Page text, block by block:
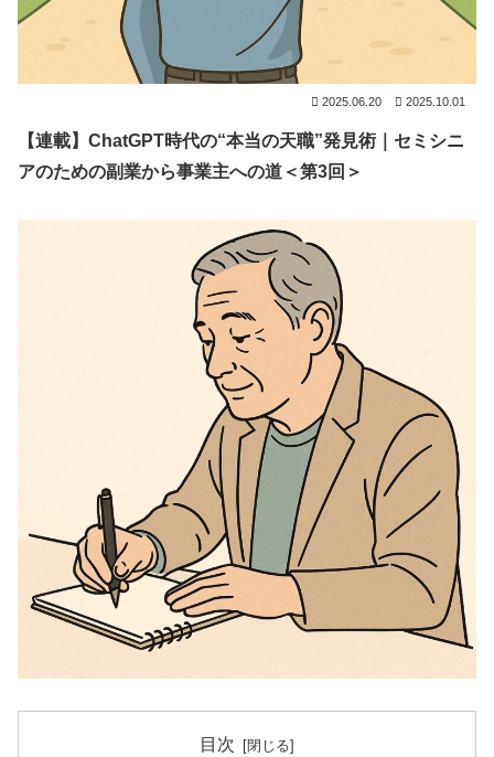
2025.06.20 2025.10.01
【連載】ChatGPT時代の“本当の天職”発見術｜セミシニ
アのための副業から事業主への道＜第3回＞
目次